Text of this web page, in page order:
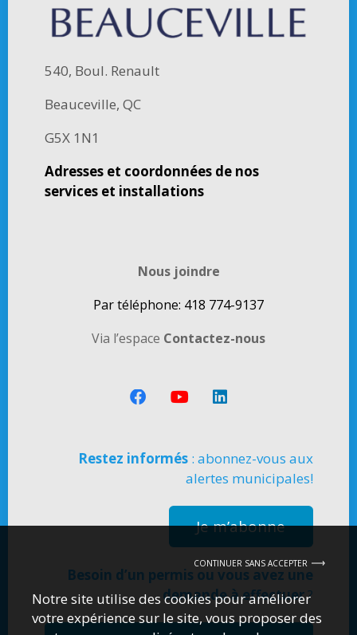
CONTINUER SANS ACCEPTER
Notre site utilise des cookies pour améliorer
votre expérience sur le site, vous proposer des
540, Boul. Renault
Beauceville, QC
G5X 1N1
Adresses et coordonnées de nos
services et installations
Nous joindre
Par téléphone: 418 774-9137
Via l’espace Contactez-nous
Restez informés: abonnez-vous aux
alertes municipales!
Je m’abonne
Besoin d’un permis ou vous avez une
demande à effectuer?